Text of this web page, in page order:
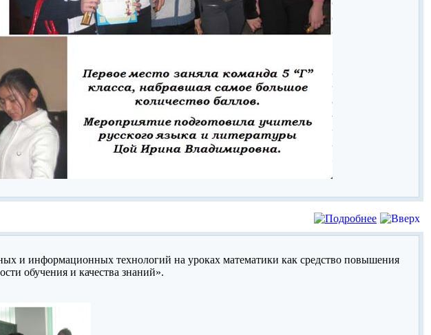
и информационных технологий на уроках математики как средство повышения
обучения и качества знаний».